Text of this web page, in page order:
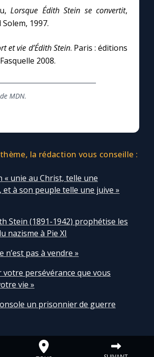
Lorsque Édith Stein se convertit,
1997.
et vie d’Édith Stein. Paris : éditions
2008.
MDN.
la rédaction vous conseille :
« unie au Christ, telle une
et à son peuple telle une juive »
Stein (1891-1942) prophétise les
nazisme à Pie XI
n’est pas à vendre »
votre persévérance que vous
vie »
un prisonnier de guerre